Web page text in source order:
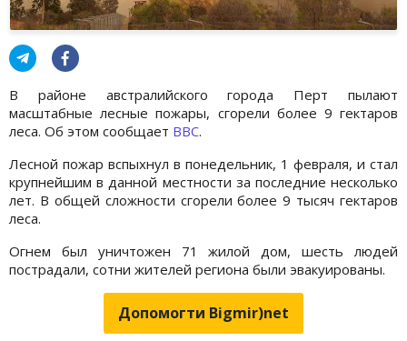
В районе австралийского города Перт пылают
масштабные лесные пожары, сгорели более 9 гектаров
леса. Об этом сообщает BBC.
Лесной пожар вспыхнул в понедельник, 1 февраля, и стал
крупнейшим в данной местности за последние несколько
лет. В общей сложности сгорели более 9 тысяч гектаров
леса.
Огнем был уничтожен 71 жилой дом, шесть людей
пострадали, сотни жителей региона были эвакуированы.
Допомогти Bigmir)net